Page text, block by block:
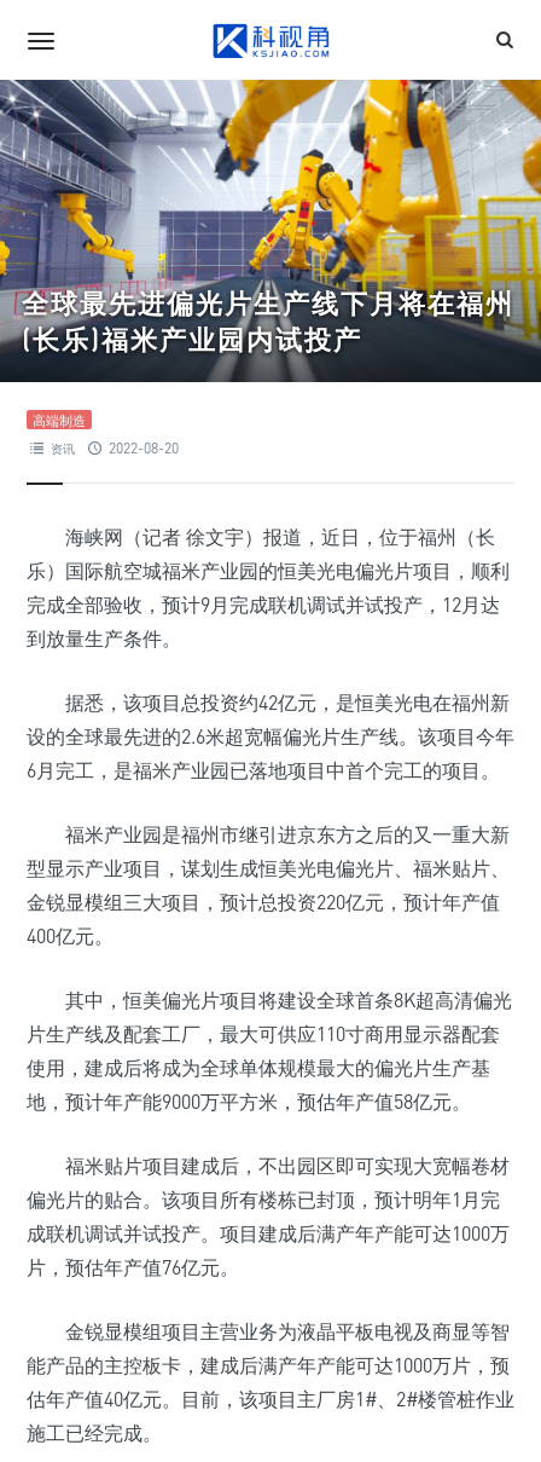
全球最先进偏光片生产线下月将在福州
(长乐)福米产业园内试投产
高端制造
资讯 2022-08-20
海峡网（记者 徐文宇）报道，近日，位于福州（长
乐）国际航空城福米产业园的恒美光电偏光片项目，顺利
完成全部验收，预计9月完成联机调试并试投产，12月达
到放量生产条件。
据悉，该项目总投资约42亿元，是恒美光电在福州新
设的全球最先进的2.6米超宽幅偏光片生产线。该项目今年
6月完工，是福米产业园已落地项目中首个完工的项目。
福米产业园是福州市继引进京东方之后的又一重大新
型显示产业项目，谋划生成恒美光电偏光片、福米贴片、
金锐显模组三大项目，预计总投资220亿元，预计年产值
400亿元。
其中，恒美偏光片项目将建设全球首条8K超高清偏光
片生产线及配套工厂，最大可供应110寸商用显示器配套
使用，建成后将成为全球单体规模最大的偏光片生产基
地，预计年产能9000万平方米，预估年产值58亿元。
福米贴片项目建成后，不出园区即可实现大宽幅卷材
偏光片的贴合。该项目所有楼栋已封顶，预计明年1月完
成联机调试并试投产。项目建成后满产年产能可达1000万
片，预估年产值76亿元。
金锐显模组项目主营业务为液晶平板电视及商显等智
能产品的主控板卡，建成后满产年产能可达1000万片，预
估年产值40亿元。目前，该项目主厂房1#、2#楼管桩作业
施工已经完成。